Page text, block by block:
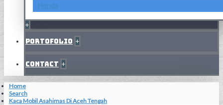
Honda
+
Portofolio +
Contact +
Home
Search
Kaca Mobil Asahimas Di Aceh Tengah